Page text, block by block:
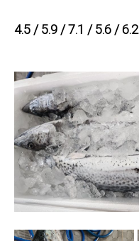
4.5 / 5.9 / 7.1 / 5.6 / 6.2